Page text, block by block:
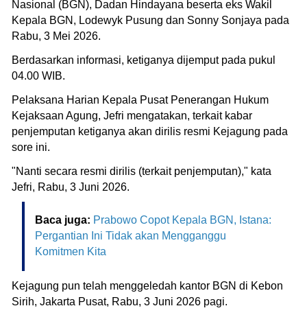
Nasional (BGN), Dadan Hindayana beserta eks Wakil
Kepala BGN, Lodewyk Pusung dan Sonny Sonjaya pada
Rabu, 3 Mei 2026.
Berdasarkan informasi, ketiganya dijemput pada pukul
04.00 WIB.
Pelaksana Harian Kepala Pusat Penerangan Hukum
Kejaksaan Agung, Jefri mengatakan, terkait kabar
penjemputan ketiganya akan dirilis resmi Kejagung pada
sore ini.
"Nanti secara resmi dirilis (terkait penjemputan)," kata
Jefri, Rabu, 3 Juni 2026.
Baca juga: Prabowo Copot Kepala BGN, Istana:
Pergantian Ini Tidak akan Mengganggu
Komitmen Kita
Kejagung pun telah menggeledah kantor BGN di Kebon
Sirih, Jakarta Pusat, Rabu, 3 Juni 2026 pagi.